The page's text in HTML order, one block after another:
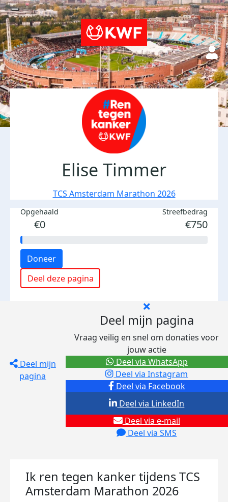
Elise Timmer
TCS Amsterdam Marathon 2026
Opgehaald
€0
Streefbedrag
€750
Doneer
Deel deze pagina
Deel mijn
pagina
Deel mijn pagina
Vraag veilig en snel om donaties voor
jouw actie
Deel via Facebook
Deel via Instagram
Deel via e-mail
Deel via SMS
Deel via LinkedIn
Deel via WhatsApp
Ik ren tegen kanker tijdens TCS
Amsterdam Marathon 2026